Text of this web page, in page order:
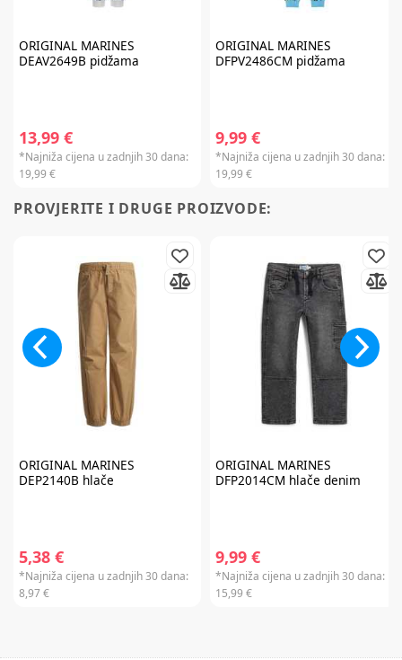
ORIGINAL MARINES
DEAV2649B pidžama
13,99 €
*Najniža cijena u zadnjih 30 dana:
19,99 €
ORIGINAL MARINES
DFPV2486CM pidžama
9,99 €
*Najniža cijena u zadnjih 30 dana:
19,99 €
PROVJERITE I DRUGE PROIZVODE:
ORIGINAL MARINES
DEP2140B hlače
5,38 €
*Najniža cijena u zadnjih 30 dana:
8,97 €
ORIGINAL MARINES
DFP2014CM hlače denim
9,99 €
*Najniža cijena u zadnjih 30 dana:
15,99 €
7% popusta
Želim primati newsletter
*Prijavom na newsletter pristajete da vam tvrtka AKIDS HR d.o.o. može
slati razne personalizirane komercijalne poruke na vašu e-mail adresu te
da se slažete s
općim uvjetima
* Promo kod za popust zaprimit ćete e-mailom u roku od 24 sata od prijave.
Promo kod za popust vrijedi samo za prvu narudžbu proizvoda po
redovnim cijenama u internet trgovini. Promo kod za popust ne vrijedi na
proizvode Cybex Platinum, Britax Römer Lux, Frida, Stokke, Babyzen,
akcijama i klupskim pogodnostima. Popusti se ne zbrajaju. Promo kod za
popust vrijedi 30 dana.